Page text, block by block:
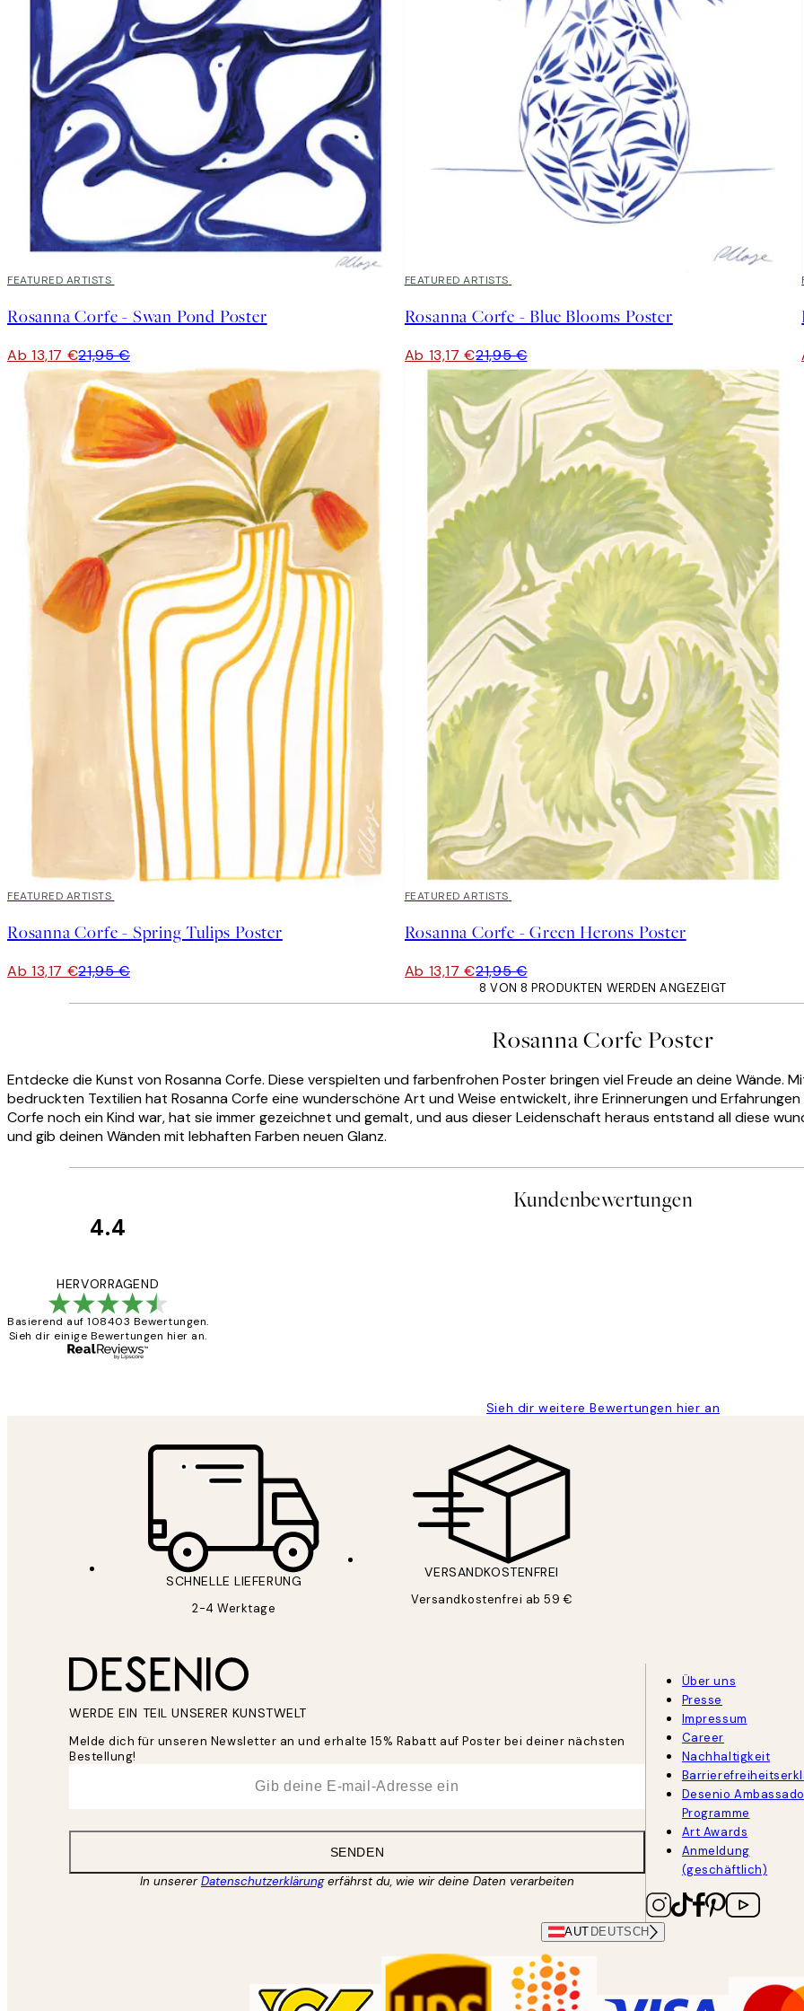
40%*
FEATURED ARTISTS
Rosanna Corfe - Swan Pond Poster
Ab 13,17 €21,95 €
40%*
FEATURED ARTISTS
Rosanna Corfe - Blue Blooms Poster
Ab 13,17 €21,95 €
40%*
FEATURED ARTISTS
Rosanna Corfe - Spring Tulips Poster
Ab 13,17 €21,95 €
40%*
FEATURED ARTISTS
Rosanna Corfe - Green Herons Poster
Ab 13,17 €21,95 €
8 VON 8 PRODUKTEN WERDEN ANGEZEIGT
Rosanna Corfe Poster
Entdecke die Kunst von Rosanna Corfe. Diese verspielten und farbenfrohen Poster bringen viel Freude an deine Wände.
bedruckten Textilien hat Rosanna Corfe eine wunderschöne Art und Weise entwickelt, ihre Erinnerungen und
Corfe noch ein Kind war, hat sie immer gezeichnet und gemalt, und aus dieser Leidenschaft heraus entstand all diese
und gib deinen Wänden mit lebhaften Farben neuen Glanz.
Kundenbewertungen
4.4
HERVORRAGEND
Basierend auf 108403 Bewertungen.
Sieh dir einige Bewertungen hier an.
Sieh dir weitere Bewertungen hier an
SCHNELLE LIEFERUNG
2-4 Werktage
VERSANDKOSTENFREI
Versandkostenfrei ab 59 €
WERDE EIN TEIL UNSERER KUNSTWELT
Melde dich für unseren Newsletter an und erhalte 15% Rabatt auf Poster bei deiner nächsten
Bestellung!
SENDEN
In unsererDatenschutzerklärungerfährst du, wie wir deine Daten verarbeiten
Über uns
Presse
Impressum
Career
Nachhaltigkeit
Desenio
Programme
Art Awards
Anmeldung
(geschäftlich)
AUT DEUTSCH